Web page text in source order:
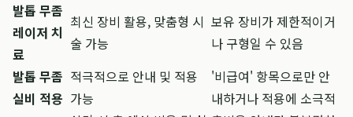
발톱 무좀
레이저 치
료
최신 장비 활용, 맞춤형 시
술 가능
보유 장비가 제한적이거
나 구형일 수 있음
발톱 무좀
실비 적용
적극적으로 안내 및 적용
가능
'비급여' 항목으로만 안
내하거나 적용에 소극적